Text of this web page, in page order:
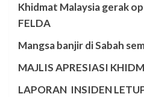
Khidmat Malaysia gerak
FELDA
Mangsa banjir di Sabah
MAJLIS APRESIASI
LAPORAN INSIDEN